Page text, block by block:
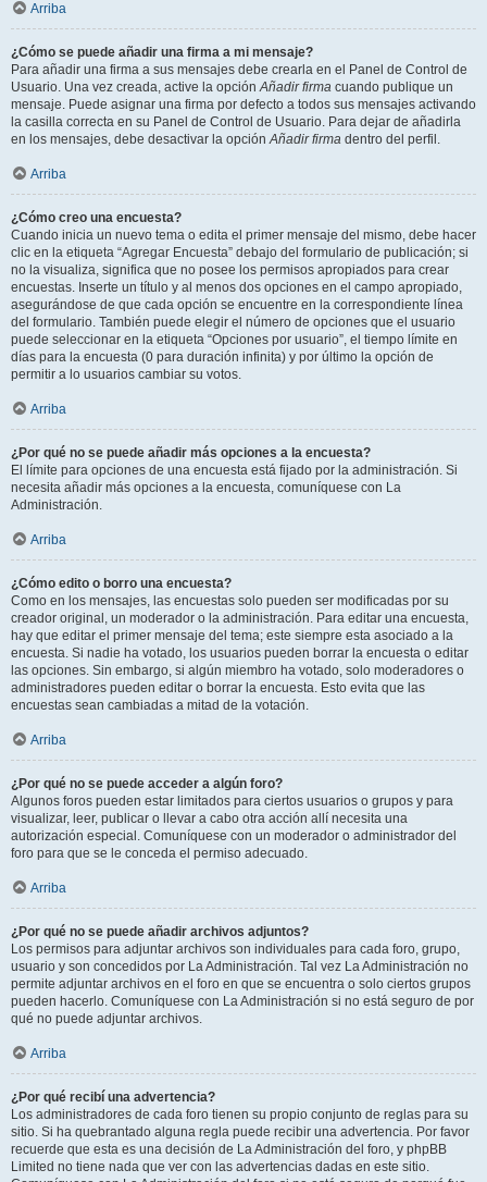
Arriba
¿Cómo se puede añadir una firma a mi mensaje?
Para añadir una firma a sus mensajes debe crearla en el Panel de Control de
Usuario. Una vez creada, active la opciónAñadir firma cuando publique un
mensaje. Puede asignar una firma por defecto a todos sus mensajes activando
la casilla correcta en su Panel de Control de Usuario. Para dejar de añadirla
en los mensajes, debe desactivar la opciónAñadir firma dentro del perfil.
Arriba
¿Cómo creo una encuesta?
Cuando inicia un nuevo tema o edita el primer mensaje del mismo, debe hacer
clic en la etiqueta “Agregar Encuesta” debajo del formulario de publicación; si
no la visualiza, significa que no posee los permisos apropiados para crear
encuestas. Inserte un título y al menos dos opciones en el campo apropiado,
asegurándose de que cada opción se encuentre en la correspondiente línea
del formulario. También puede elegir el número de opciones que el usuario
puede seleccionar en la etiqueta “Opciones por usuario”, el tiempo límite en
días para la encuesta (0 para duración infinita) y por último la opción de
permitir a lo usuarios cambiar su votos.
Arriba
¿Por qué no se puede añadir más opciones a la encuesta?
El límite para opciones de una encuesta está fijado por la administración. Si
necesita añadir más opciones a la encuesta, comuníquese con La
Administración.
Arriba
¿Cómo edito o borro una encuesta?
Como en los mensajes, las encuestas solo pueden ser modificadas por su
creador original, un moderador o la administración. Para editar una encuesta,
hay que editar el primer mensaje del tema; este siempre esta asociado a la
encuesta. Si nadie ha votado, los usuarios pueden borrar la encuesta o editar
las opciones. Sin embargo, si algún miembro ha votado, solo moderadores o
administradores pueden editar o borrar la encuesta. Esto evita que las
encuestas sean cambiadas a mitad de la votación.
Arriba
¿Por qué no se puede acceder a algún foro?
Algunos foros pueden estar limitados para ciertos usuarios o grupos y para
visualizar, leer, publicar o llevar a cabo otra acción allí necesita una
autorización especial. Comuníquese con un moderador o administrador del
foro para que se le conceda el permiso adecuado.
Arriba
¿Por qué no se puede añadir archivos adjuntos?
Los permisos para adjuntar archivos son individuales para cada foro, grupo,
usuario y son concedidos por La Administración. Tal vez La Administración no
permite adjuntar archivos en el foro en que se encuentra o solo ciertos grupos
pueden hacerlo. Comuníquese con La Administración si no está seguro de por
qué no puede adjuntar archivos.
Arriba
¿Por qué recibí una advertencia?
Los administradores de cada foro tienen su propio conjunto de reglas para su
sitio. Si ha quebrantado alguna regla puede recibir una advertencia. Por favor
recuerde que esta es una decisión de La Administración del foro, y phpBB
Limited no tiene nada que ver con las advertencias dadas en este sitio.